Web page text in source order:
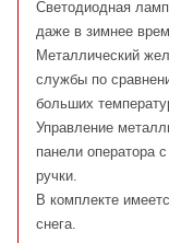
Светодиодная
даже в зимнее
Металлический
службы по
больших
Управление
панели оператора
ручки.
В комплекте
снега.